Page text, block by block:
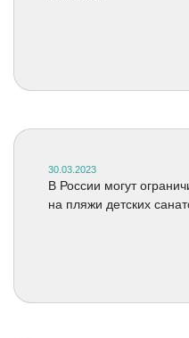
30.03.2023
В России могут
на пляжи детских